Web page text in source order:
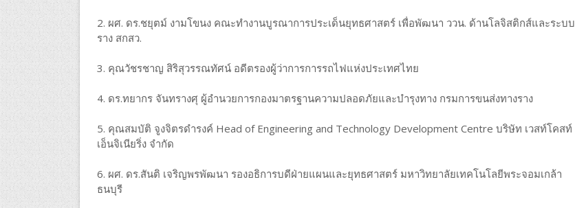
2. ผศ. ดร.ชยุตม์ งามโขนง คณะทำงานบูรณาการประเด็นยุทธศาสตร์ เพื่อพัฒนา ววน. ด้านโลจิสติกส์และระบบ
ราง สกสว.
3. คุณวัชรชาญ สิริสุวรรณทัศน์ อดีตรองผู้ว่าการการรถไฟแห่งประเทศไทย
4. ดร.ทยากร จันทรางศุ ผู้อำนวยการกองมาตรฐานความปลอดภัยและบำรุงทาง กรมการขนส่งทางราง
5. คุณสมบัติ จูงจิตรดำรงค์ Head of Engineering and Technology Development Centre บริษัท เวสท์โคสท์
เอ็นจิเนียริ่ง จำกัด
6. ผศ. ดร.สันติ เจริญพรพัฒนา รองอธิการบดีฝ่ายแผนและยุทธศาสตร์ มหาวิทยาลัยเทคโนโลยีพระจอมเกล้า
ธนบุรี